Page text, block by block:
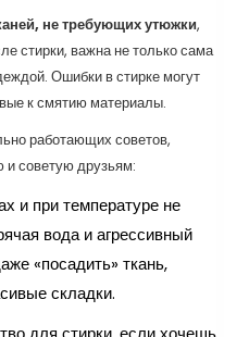
не требующих утюжки,
стирки, важна не только сама
Ошибки в стирке могут
к смятию материалы.
работающих советов,
и советую друзьям:
и при температуре не
вода и агрессивный
«посадить» ткань,
складки.